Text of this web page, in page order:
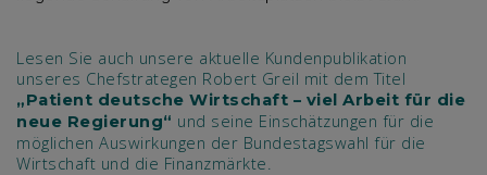
Lesen Sie auch unsere aktuelle Kundenpublikation
unseres Chefstrategen Robert Greil mit dem Titel
„Patient deutsche Wirtschaft – viel Arbeit für die
neue Regierung“ und seine Einschätzungen für die
möglichen Auswirkungen der Bundestagswahl für die
Wirtschaft und die Finanzmärkte.